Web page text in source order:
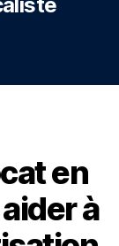
en
à